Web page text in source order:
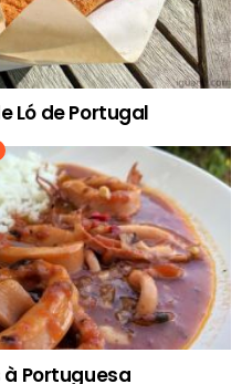
Ló de Portugal
à Portuguesa